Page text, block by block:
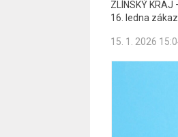
ZLÍNSKÝ
16. ledna
15. 1. 2026